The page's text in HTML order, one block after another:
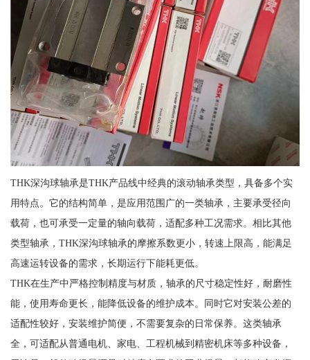
THK深沟球轴承是THK产品线中经典的滚动轴承类型，具备多个实
用特点。它的结构简单，是应用范围广的一类轴承，主要承受径向
载荷，也可承受一定量的轴向载荷，适配多种工况需求。相比其他
类型轴承，THK深沟球轴承的摩擦系数更小，转速上限高，能满足
高速运转设备的需求，长期运行下能耗更低。
THK在生产中严格控制精度与材质，轴承的尺寸稳定性好，耐磨性
能，使用寿命更长，能降低设备的维护成本。同时它对安装公差的
适配性较好，安装维护简便，不需要复杂的日常保养。这类轴承
全，可适配从普通电机、家电、工程机械到精密机床等多种设备，